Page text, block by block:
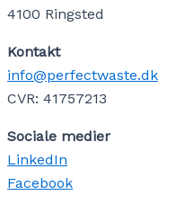
4100 Ringsted
Kontakt
info@perfectwaste.dk
CVR: 41757213
Sociale medier
LinkedIn
Facebook